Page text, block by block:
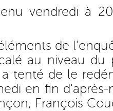
vendredi à
de
au niveau du
tenté de le
en fin
François